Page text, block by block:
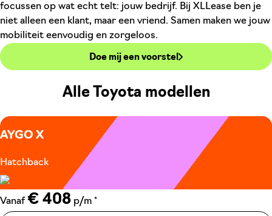
focussen op wat echt telt: jouw bedrijf. Bij XLLease ben je
niet alleen een klant, maar een vriend. Samen maken we jouw
mobiliteit eenvoudig en zorgeloos.
Doe mij een voorstel
Alle Toyota modellen
AYGO X
Hatchback
Vanaf € 408 p/m *